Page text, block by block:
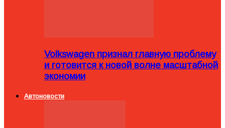
Volkswagen признал главную проблему
и готовится к новой волне масштабной
экономии
Автоновости